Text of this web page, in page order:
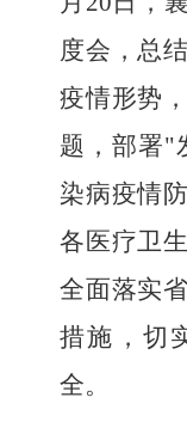
度会，总
疫情形势
题，部署"
染病疫情
各医疗卫
全面落实
措施，切
全。